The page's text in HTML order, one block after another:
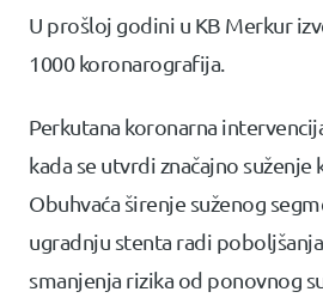
U prošloj godini u KB Merkur
1000 koronarografija.
Perkutana koronarna
kada se utvrdi značajno suženje
Obuhvaća širenje suženog
ugradnju stenta radi
smanjenja rizika od ponovnog